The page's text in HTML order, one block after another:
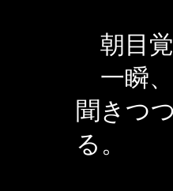
朝目覚
一瞬、
聞きつ
る。